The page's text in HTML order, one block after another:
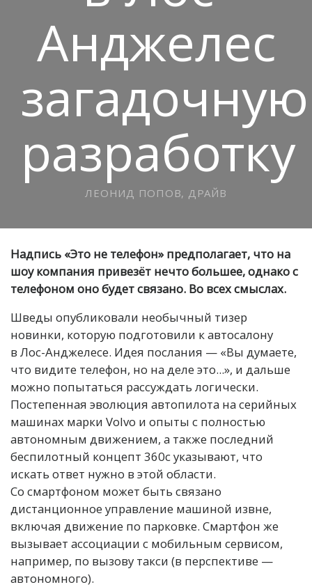
Анджелес
загадочную
разработку
ЛЕОНИД ПОПОВ, ДРАЙВ
Надпись «Это не телефон» предполагает, что на
шоу компания привезёт нечто большее, однако с
телефоном оно будет связано. Во всех смыслах.
Шведы опубликовали необычный тизер
новинки, которую подготовили к автосалону
в Лос-Анджелесе. Идея послания — «Вы думаете,
что видите телефон, но на деле это...», и дальше
можно попытаться рассуждать логически.
Постепенная эволюция автопилота на серийных
машинах марки Volvo и опыты с полностью
автономным движением, а также последний
беспилотный концепт 360c указывают, что
искать ответ нужно в этой области.
Со смартфоном может быть связано
дистанционное управление машиной извне,
включая движение по парковке. Смартфон же
вызывает ассоциации с мобильным сервисом,
например, по вызову такси (в перспективе —
автономного).